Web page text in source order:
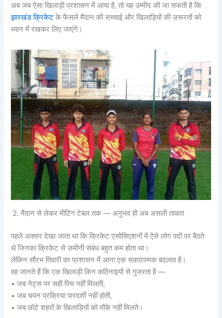
अब जब ऐसा खिलाड़ी प्रशासन में आया है, तो यह उम्मीद की जा सकती है कि
झारखंड क्रिकेट के फैसले मैदान की सच्चाई और खिलाड़ियों की ज़रूरतों को
ध्यान में रखकर लिए जाएंगे।
मैदान से लेकर मीटिंग टेबल तक — अनुभव ही अब असली ताकत
पहले अक्सर देखा जाता था कि क्रिकेट एसोसिएशनों में ऐसे लोग पदों पर बैठते
थे जिनका क्रिकेट से ज़मीनी संबंध बहुत कम होता था।
लेकिन सौरभ तिवारी का प्रशासन में आना एक सकारात्मक बदलाव है।
वह जानते हैं कि एक खिलाड़ी किन कठिनाइयों से गुजरता है —
• जब नेट्स पर सही पिच नहीं मिलती,
• जब चयन प्रक्रिया पारदर्शी नहीं होती,
• जब छोटे शहरों के खिलाड़ियों को मौके नहीं मिलते।